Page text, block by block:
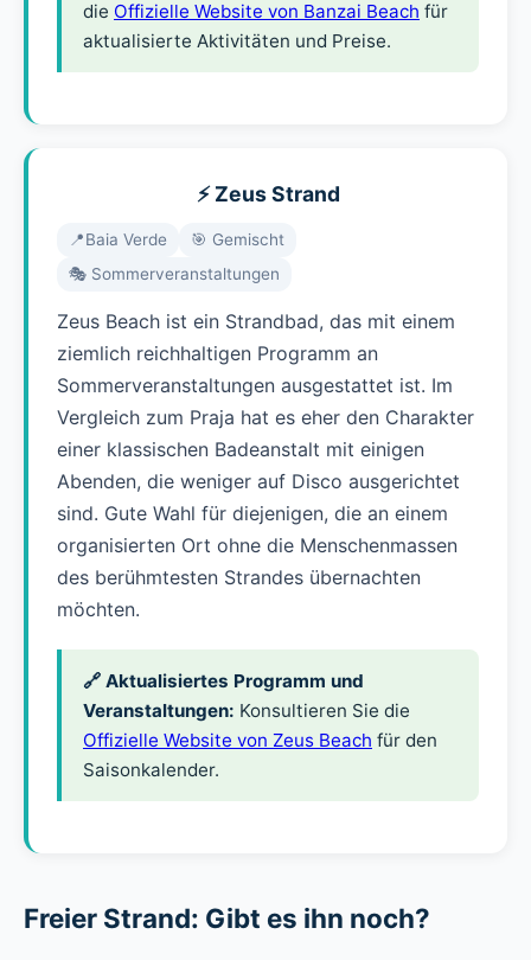
die Offizielle Website von Banzai Beach für
aktualisierte Aktivitäten und Preise.
⚡ Zeus Strand
📍Baia Verde
🎯 Gemischt
🎭 Sommerveranstaltungen
Zeus Beach ist ein Strandbad, das mit einem
ziemlich reichhaltigen Programm an
Sommerveranstaltungen ausgestattet ist. Im
Vergleich zum Praja hat es eher den Charakter
einer klassischen Badeanstalt mit einigen
Abenden, die weniger auf Disco ausgerichtet
sind. Gute Wahl für diejenigen, die an einem
organisierten Ort ohne die Menschenmassen
des berühmtesten Strandes übernachten
möchten.
🔗 Aktualisiertes Programm und
Veranstaltungen: Konsultieren Sie die
Offizielle Website von Zeus Beach für den
Saisonkalender.
Freier Strand: Gibt es ihn noch?